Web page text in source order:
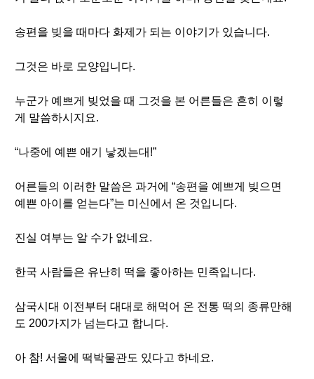
송편을 빚을 때마다 화제가 되는 이야기가 있습니다.
그것은 바로 모양입니다.
누군가 예쁘게 빚었을 때 그것을 본 어른들은 흔히 이렇
게 말씀하시지요.
“나중에 예쁜 애기 낳겠는대!”
어른들의 이러한 말씀은 과거에 “송편을 예쁘게 빚으면
예쁜 아이를 얻는다”는 미신에서 온 것입니다.
진실 여부는 알 수가 없네요.
한국 사람들은 유난히 떡을 좋아하는 민족입니다.
삼국시대 이전부터 대대로 해먹어 온 전통 떡의 종류만해
도 200가지가 넘는다고 합니다.
아 참! 서울에 떡박물관도 있다고 하네요.